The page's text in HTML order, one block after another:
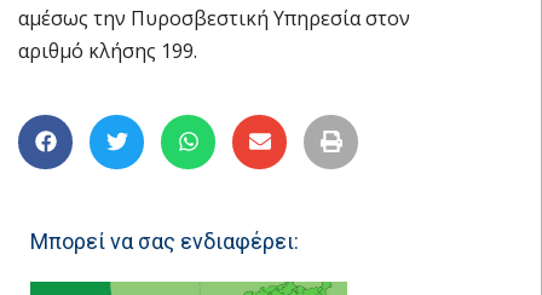
αμέσως την Πυροσβεστική Υπηρεσία στον
αριθμό κλήσης 199.
Μπορεί να σας ενδιαφέρει: